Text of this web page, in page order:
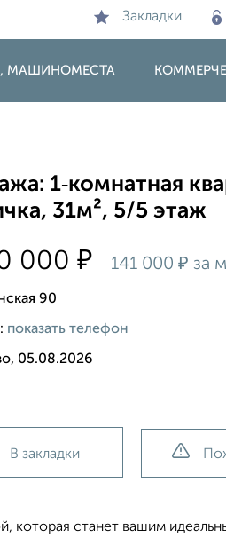
Закладки
МАШИНОМЕСТА
1‑комнатная
31м², 5/5 этаж
000₽ 141 000₽ за
90
показать телефон
05.08.2026
В закладки
которая станет вашим